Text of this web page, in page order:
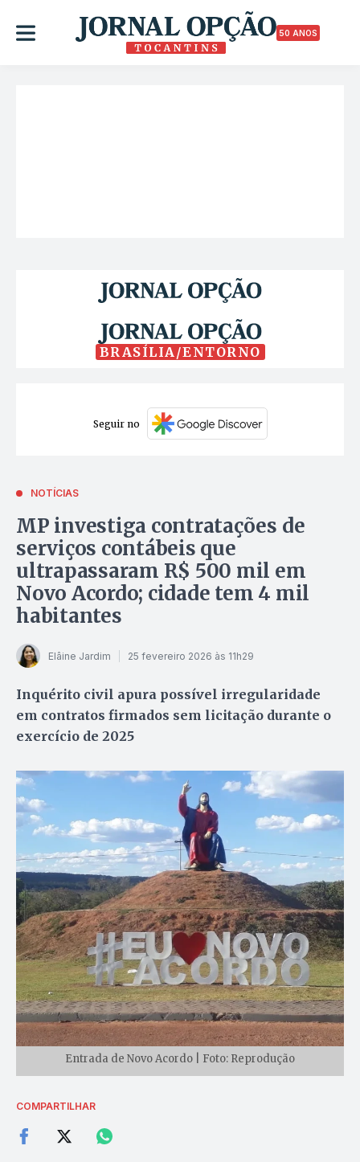
50 ANOS
BRASÍLIA/ENTORNO
Seguir no
NOTÍCIAS
MP investiga contratações de
serviços contábeis que
ultrapassaram R$ 500 mil em
Novo Acordo; cidade tem 4 mil
habitantes
Elâine Jardim 25 fevereiro 2026 às 11h29
Inquérito civil apura possível irregularidade
em contratos firmados sem licitação durante o
exercício de 2025
Entrada de Novo Acordo | Foto: Reprodução
COMPARTILHAR